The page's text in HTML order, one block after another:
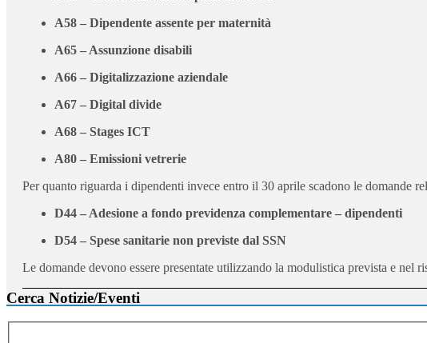
A58 – Dipendente assente per maternità
A65 – Assunzione disabili
A66 – Digitalizzazione aziendale
A67 – Digital divide
A68 – Stages ICT
A80 – Emissioni vetrerie
Per quanto riguarda i dipendenti invece entro il 30 aprile scadono le domande
D44 – Adesione a fondo previdenza complementare – dipendenti
D54 – Spese sanitarie non previste dal SSN
Le domande devono essere presentate utilizzando la modulistica prevista e
Cerca Notizie/Eventi